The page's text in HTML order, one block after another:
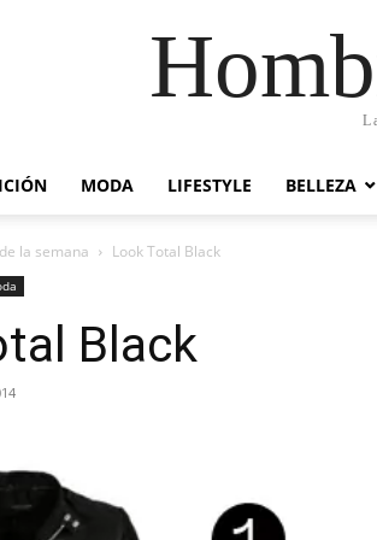
MODA LIFESTYLE BELLEZA
la semana Look Total Black
Black